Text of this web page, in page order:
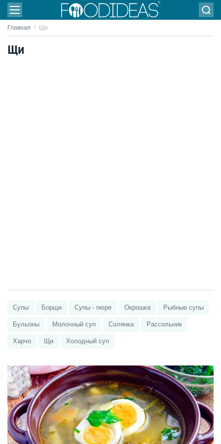
Главная / Щи
Щи
Супы Борщи Супы - пюре Окрошка Рыбные супы
Бульоны Молочный суп Солянка Рассольник
Харчо Щи Холодный суп